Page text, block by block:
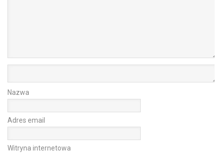
Nazwa
Adres email
Witryna internetowa